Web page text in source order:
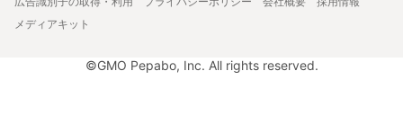
メディアキット
©GMO Pepabo, Inc. All rights reserved.